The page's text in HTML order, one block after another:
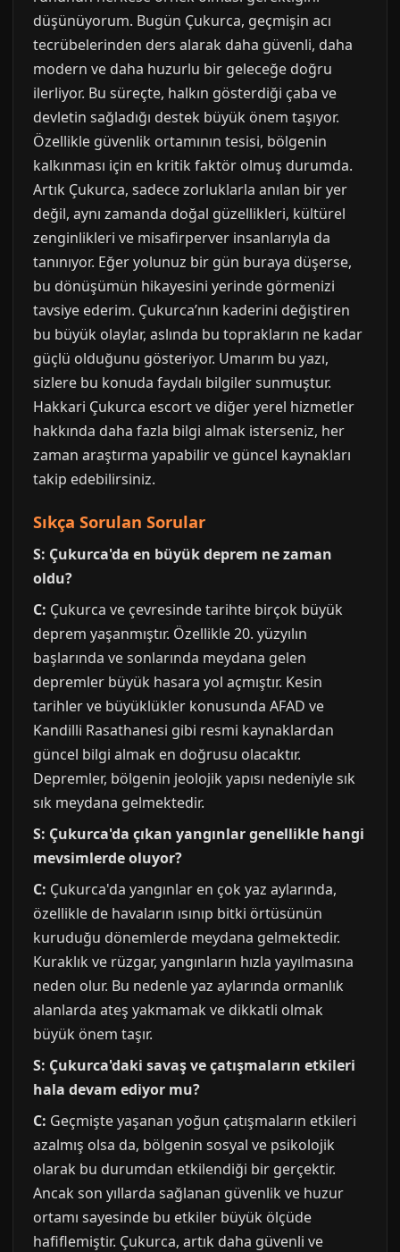
düşünüyorum. Bugün Çukurca, geçmişin acı
tecrübelerinden ders alarak daha güvenli, daha
modern ve daha huzurlu bir geleceğe doğru
ilerliyor. Bu süreçte, halkın gösterdiği çaba ve
devletin sağladığı destek büyük önem taşıyor.
Özellikle güvenlik ortamının tesisi, bölgenin
kalkınması için en kritik faktör olmuş durumda.
Artık Çukurca, sadece zorluklarla anılan bir yer
değil, aynı zamanda doğal güzellikleri, kültürel
zenginlikleri ve misafirperver insanlarıyla da
tanınıyor. Eğer yolunuz bir gün buraya düşerse,
bu dönüşümün hikayesini yerinde görmenizi
tavsiye ederim. Çukurca’nın kaderini değiştiren
bu büyük olaylar, aslında bu toprakların ne kadar
güçlü olduğunu gösteriyor. Umarım bu yazı,
sizlere bu konuda faydalı bilgiler sunmuştur.
Hakkari Çukurca escort ve diğer yerel hizmetler
hakkında daha fazla bilgi almak isterseniz, her
zaman araştırma yapabilir ve güncel kaynakları
takip edebilirsiniz.
Sıkça Sorulan Sorular
S: Çukurca'da en büyük deprem ne zaman
oldu?
C: Çukurca ve çevresinde tarihte birçok büyük
deprem yaşanmıştır. Özellikle 20. yüzyılın
başlarında ve sonlarında meydana gelen
depremler büyük hasara yol açmıştır. Kesin
tarihler ve büyüklükler konusunda AFAD ve
Kandilli Rasathanesi gibi resmi kaynaklardan
güncel bilgi almak en doğrusu olacaktır.
Depremler, bölgenin jeolojik yapısı nedeniyle sık
sık meydana gelmektedir.
S: Çukurca'da çıkan yangınlar genellikle hangi
mevsimlerde oluyor?
C: Çukurca'da yangınlar en çok yaz aylarında,
özellikle de havaların ısınıp bitki örtüsünün
kuruduğu dönemlerde meydana gelmektedir.
Kuraklık ve rüzgar, yangınların hızla yayılmasına
neden olur. Bu nedenle yaz aylarında ormanlık
alanlarda ateş yakmamak ve dikkatli olmak
büyük önem taşır.
S: Çukurca'daki savaş ve çatışmaların etkileri
hala devam ediyor mu?
C: Geçmişte yaşanan yoğun çatışmaların etkileri
azalmış olsa da, bölgenin sosyal ve psikolojik
olarak bu durumdan etkilendiği bir gerçektir.
Ancak son yıllarda sağlanan güvenlik ve huzur
ortamı sayesinde bu etkiler büyük ölçüde
hafiflemiştir. Çukurca, artık daha güvenli ve